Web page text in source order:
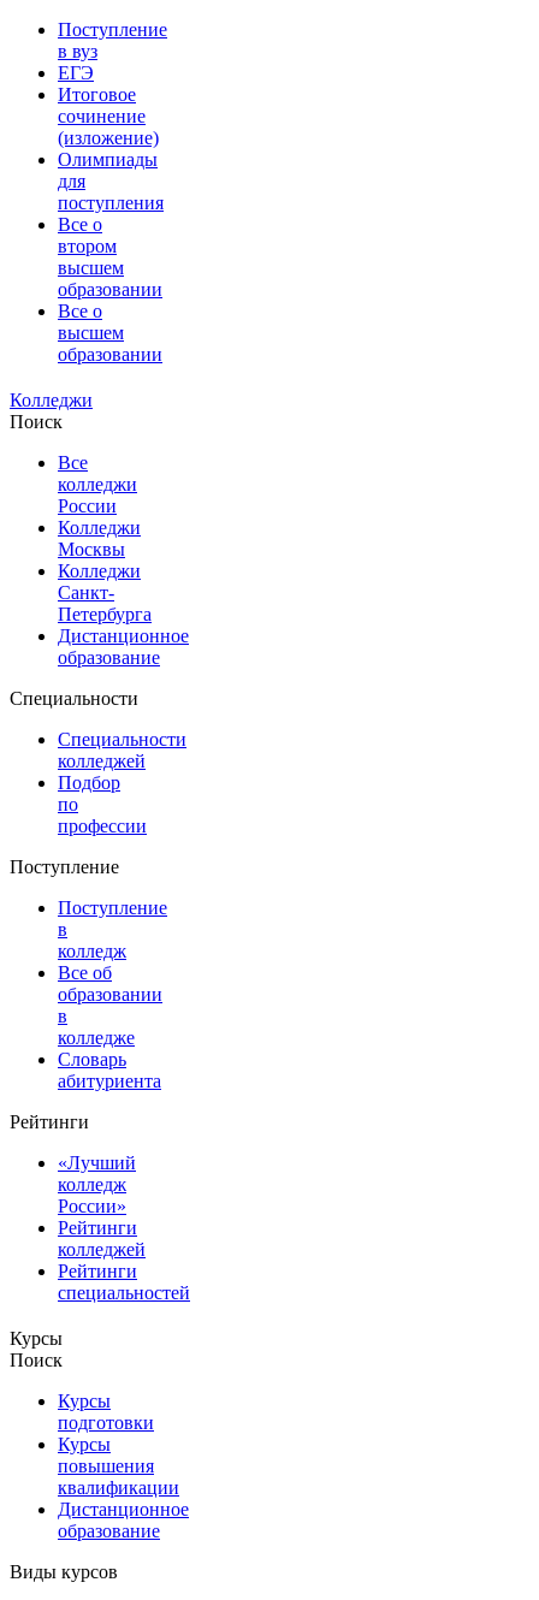
Поступление
в вуз
ЕГЭ
Итоговое
сочинение
(изложение)
Олимпиады
для
поступления
Все о
втором
высшем
образовании
Все о
высшем
образовании
Колледжи
Поиск
Все
колледжи
России
Колледжи
Москвы
Колледжи
Санкт-
Петербурга
Дистанционное
образование
Специальности
Специальности
колледжей
Подбор
по
профессии
Поступление
Поступление
в
колледж
Все об
образовании
в
колледже
Словарь
абитуриента
Рейтинги
«Лучший
колледж
России»
Рейтинги
колледжей
Рейтинги
специальностей
Курсы
Поиск
Курсы
подготовки
Курсы
повышения
квалификации
Дистанционное
образование
Виды курсов